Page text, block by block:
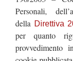
Personali,
della Direttiva
per quanto
provvedimento